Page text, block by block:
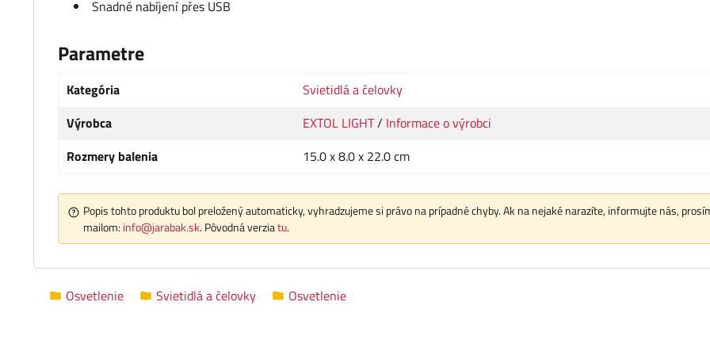
Snadné nabíjení přes USB
Parametre
Kategória
Svietidlá a čelovky
Výrobca
EXTOL LIGHT/ Informace o výrobci
Rozmery balenia
15.0 x 8.0 x 22.0 cm
Popis tohto produktu bol preložený automaticky, vyhradzujeme si právo na prípadné chyby. Ak na nejaké narazíte, informujte nás,
mailom: info@jarabak.sk. Pôvodná verziatu.
Osvetlenie Svietidlá a čelovky Osvetlenie